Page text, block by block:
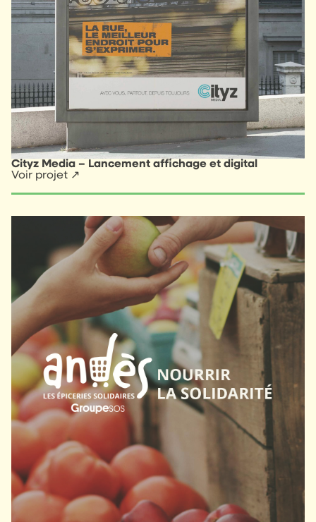
Cityz Media – Lancement affichage et digital
Voir projet ↗